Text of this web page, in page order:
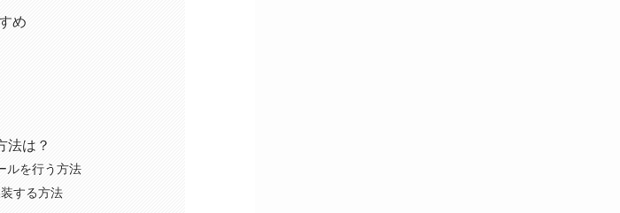
め
法は？
ルを行う方法
する方法